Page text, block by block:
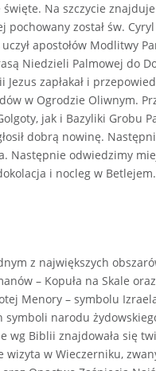
Na szczycie
został św.
apostołów Modlitwy
Niedzieli Palmowej do
zapłakał i
w Ogrodzie Oliwnym.
jak i Bazyliki Grobu
dobrą nowinę.
Następnie odwiedzimy
i nocleg w Betlejem.
z największych
– Kopuła na Skale
Menory – symbolu
narodu
wg Biblii znajdowała się
w Wieczerniku,